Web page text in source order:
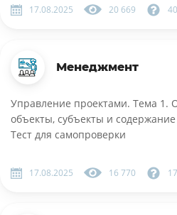
17.08.2025 20 669 40
Менеджмент
Управление проектами. Тема 1.
объекты, субъекты и
Тест для самопроверки
17.08.2025 16 770 17